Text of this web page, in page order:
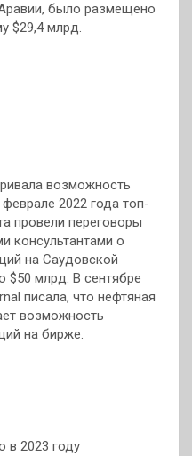
было размещено
$29,4 млрд.
возможность
2022 года топ-
провели переговоры
консультантами о
на Саудовской
млрд. В сентябре
писала, что нефтяная
возможность
на бирже.
в 2023 году